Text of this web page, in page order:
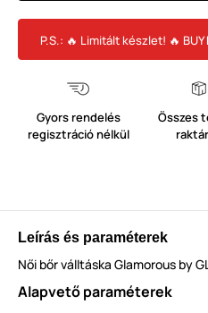
P.S.: 🔥 Limitált készlet! 🔥 BUY
Gyors rendelés
regisztráció nélkül
Összes
Leírás és paraméterek
Női bőr válltáska Glamorous by
Alapvető paraméterek